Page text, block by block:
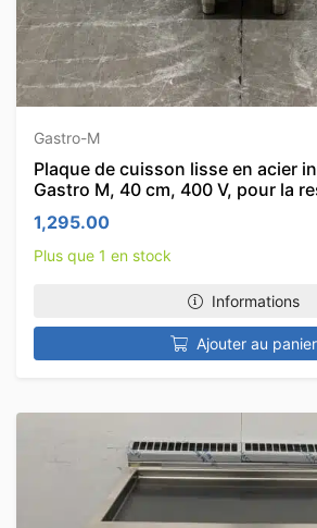
Gastro-M
Plaque de cuisson lisse en acier
Gastro M, 40 cm, 400 V, pour la
1,295.00
Plus que 1 en stock
Informations
Ajouter au panier